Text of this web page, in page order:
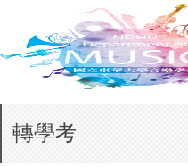
轉學考